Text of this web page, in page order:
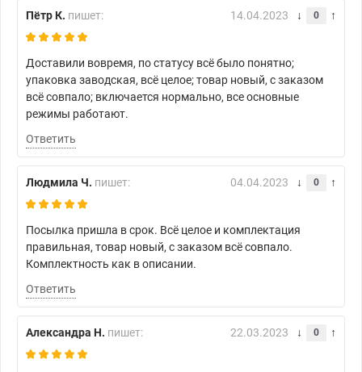
Пётр К. пишет: 14.04.2023 0
Доставили вовремя, по статусу всё было понятно;
упаковка заводская, всё целое; товар новый, с заказом
всё совпало; включается нормально, все основные
режимы работают.
Ответить
Людмила Ч. пишет: 04.04.2023 0
Посылка пришла в срок. Всё целое и комплектация
правильная, товар новый, с заказом всё совпало.
Комплектность как в описании.
Ответить
Александра Н. пишет: 22.03.2023 0